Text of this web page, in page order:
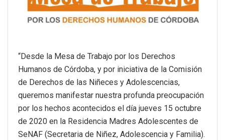
“Desde la Mesa de Trabajo por los Derechos
Humanos de Córdoba, y por iniciativa de la Comisión
de Derechos de las Niñeces y Adolescencias,
queremos manifestar nuestra profunda preocupación
por los hechos acontecidos el día jueves 15 octubre
de 2020 en la Residencia Madres Adolescentes de
SeNAF (Secretaria de Niñez, Adolescencia y Familia).